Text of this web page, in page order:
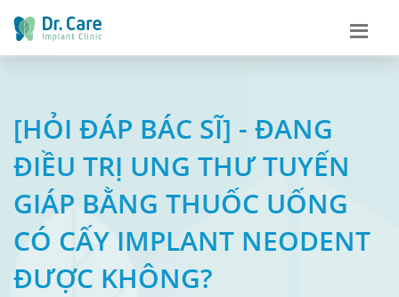
[HỎI ĐÁP BÁC SĨ] - ĐANG
ĐIỀU TRỊ UNG THƯ TUYẾN
GIÁP BẰNG THUỐC UỐNG
CÓ CẤY IMPLANT NEODENT
ĐƯỢC KHÔNG?